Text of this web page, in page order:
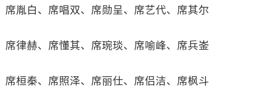
席胤白、席唱双、席勋呈、席艺代、席其尔
席律赫、席懂其、席琬琰、席喻峰、席兵崟
席桓秦、席照泽、席丽仕、席侣洁、席枫斗